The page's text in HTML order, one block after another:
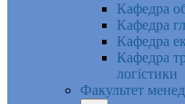
Кафедра
Кафедра
Кафедра
Кафедра
логістики
Факультет